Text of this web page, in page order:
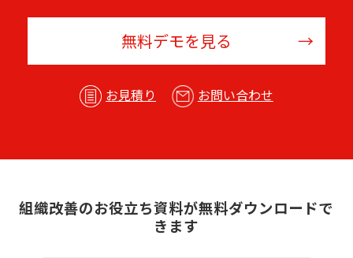
無料デモを見る
お見積り お問い合わせ
組織改善のお役立ち資料が無料ダウンロードで
きます